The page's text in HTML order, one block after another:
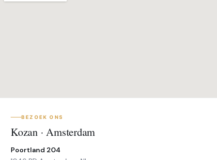
BEZOEK ONS
Kozan · Amsterdam
Poortland 204